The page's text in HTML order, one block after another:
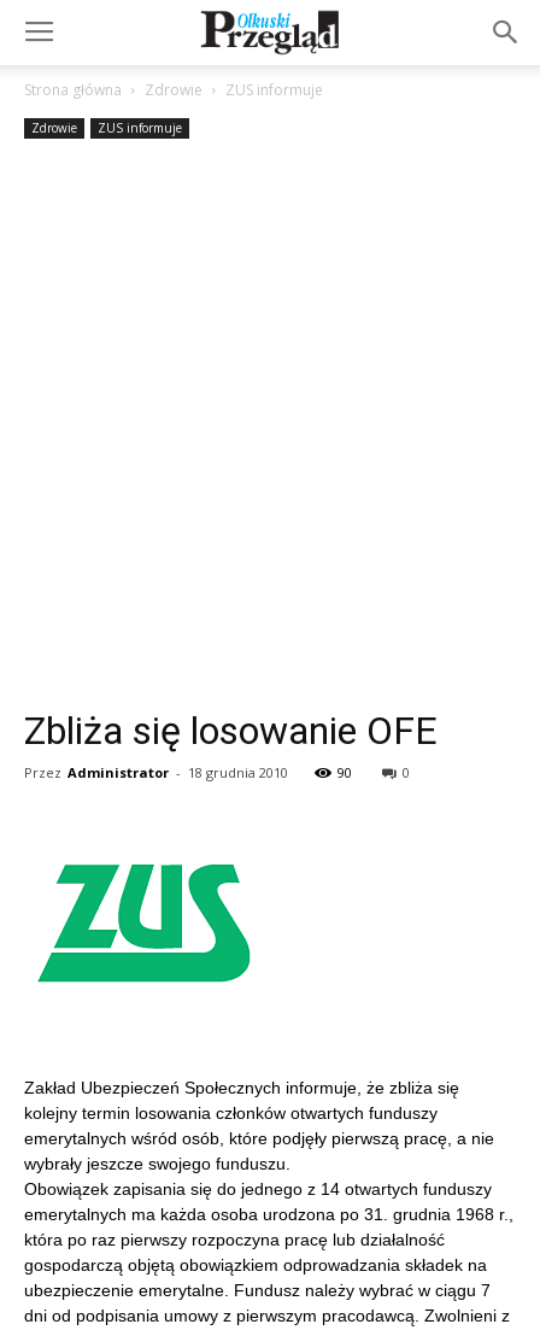
Strona główna Zdrowie ZUS informuje
Zdrowie ZUS informuje
Zbliża się losowanie OFE
Przez Administrator - 18 grudnia 2010 90 0
Zakład Ubezpieczeń Społecznych informuje, że zbliża się
kolejny termin losowania członków otwartych funduszy
emerytalnych wśród osób, które podjęły pierwszą pracę, a nie
wybrały jeszcze swojego funduszu.
Obowiązek zapisania się do jednego z 14 otwartych funduszy
emerytalnych ma każda osoba urodzona po 31. grudnia 1968 r.,
która po raz pierwszy rozpoczyna pracę lub działalność
gospodarczą objętą obowiązkiem odprowadzania składek na
ubezpieczenie emerytalne. Fundusz należy wybrać w ciągu 7
dni od podpisania umowy z pierwszym pracodawcą. Zwolnieni z